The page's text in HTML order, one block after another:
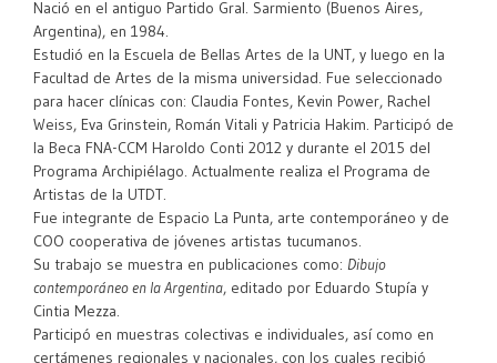
Nació en el antiguo Partido Gral. Sarmiento (Buenos Aires,
Argentina), en 1984.
Estudió en la Escuela de Bellas Artes de la UNT, y luego en la
Facultad de Artes de la misma universidad. Fue seleccionado
para hacer clínicas con: Claudia Fontes, Kevin Power, Rachel
Weiss, Eva Grinstein, Román Vitali y Patricia Hakim. Participó de
la Beca FNA-CCM Haroldo Conti 2012 y durante el 2015 del
Programa Archipiélago. Actualmente realiza el Programa de
Artistas de la UTDT.
Fue integrante de Espacio La Punta, arte contemporáneo y de
COO cooperativa de jóvenes artistas tucumanos.
Su trabajo se muestra en publicaciones como: Dibujo
contemporáneo en la Argentina, editado por Eduardo Stupía y
Cintia Mezza.
Participó en muestras colectivas e individuales, así como en
certámenes regionales y nacionales, con los cuales recibió